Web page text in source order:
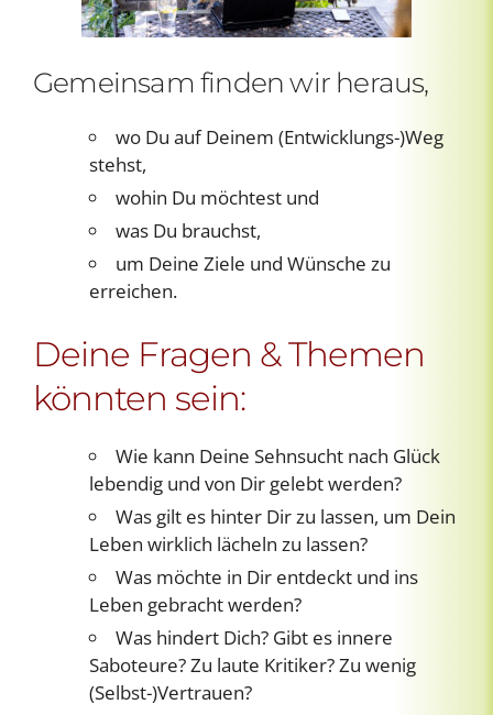
Gemeinsam finden wir heraus,
wo Du auf Deinem (Entwicklungs-)Weg
stehst,
wohin Du möchtest und
was Du brauchst,
um Deine Ziele und Wünsche zu
erreichen.
Deine Fragen & Themen
könnten sein:
Wie kann Deine Sehnsucht nach Glück
lebendig und von Dir gelebt werden?
Was gilt es hinter Dir zu lassen, um Dein
Leben wirklich lächeln zu lassen?
Was möchte in Dir entdeckt und ins
Leben gebracht werden?
Was hindert Dich? Gibt es innere
Saboteure? Zu laute Kritiker? Zu wenig
(Selbst-)Vertrauen?